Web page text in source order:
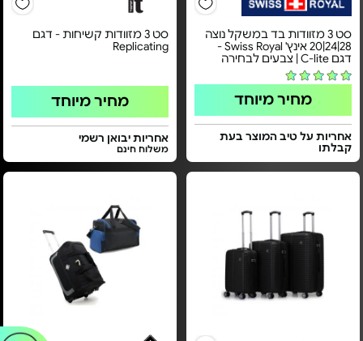
סט 3 מזוודות בד במשקל נוצה
28|24|20 אינץ' Swiss Royal -
דגם C-lite | צבעים לבחירה
מחיר מיוחד
אחריות על טיב המוצר בעת
קבלתו
סט 3 מזוודות קשיחות - דגם
Replicating
מחיר מיוחד
אחריות יבואן רשמי
משלוח חינם